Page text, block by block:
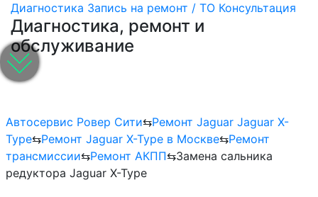
Диагностика Запись на ремонт / ТО Консультация
Диагностика, ремонт и
обслуживание
Автосервис Ровер Сити⇆Ремонт Jaguar Jaguar X-
Type⇆Ремонт Jaguar X-Type в Москве⇆Ремонт
трансмиссии⇆Ремонт АКПП⇆Замена сальника
редуктора Jaguar X-Type